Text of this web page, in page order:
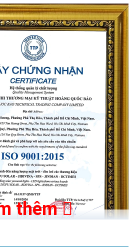
thông cao giúp giảm số lượng
hiệu suất 140–150lm/W, bạn có thể
các dòng hiệu suất thấp. Khi thiết kế
10–20% số lượng trụ giúp tiết kiệm
thêm